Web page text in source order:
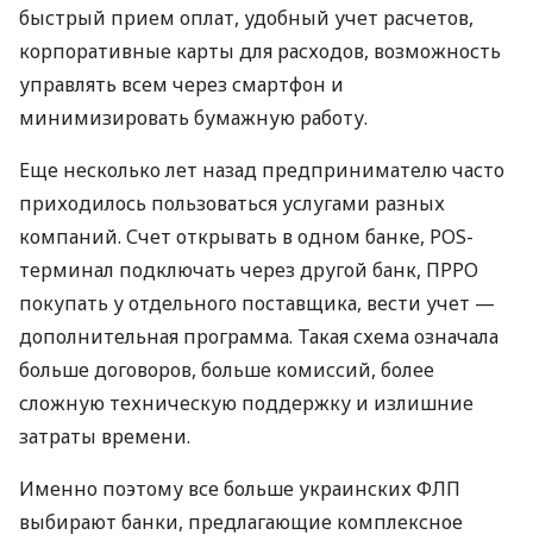
быстрый прием оплат, удобный учет расчетов,
корпоративные карты для расходов, возможность
управлять всем через смартфон и
минимизировать бумажную работу.
Еще несколько лет назад предпринимателю часто
приходилось пользоваться услугами разных
компаний. Счет открывать в одном банке, POS-
терминал подключать через другой банк, ПРРО
покупать у отдельного поставщика, вести учет —
дополнительная программа. Такая схема означала
больше договоров, больше комиссий, более
сложную техническую поддержку и излишние
затраты времени.
Именно поэтому все больше украинских ФЛП
выбирают банки, предлагающие комплексное